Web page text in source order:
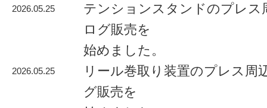
2026.05.25
テンションスタンドのプレス
ログ販売を
始めました。
2026.05.25
リール巻取り装置のプレス周
グ販売を